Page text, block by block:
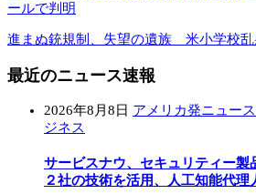
ールで判明
進まぬ銃規制、失望の遺族 米小学校乱
最近のニュース速報
2026年8月8日 アメリカ発ニュース
ジネス
サービスナウ、セキュリティー製
２社の技術を活用、人工知能代理